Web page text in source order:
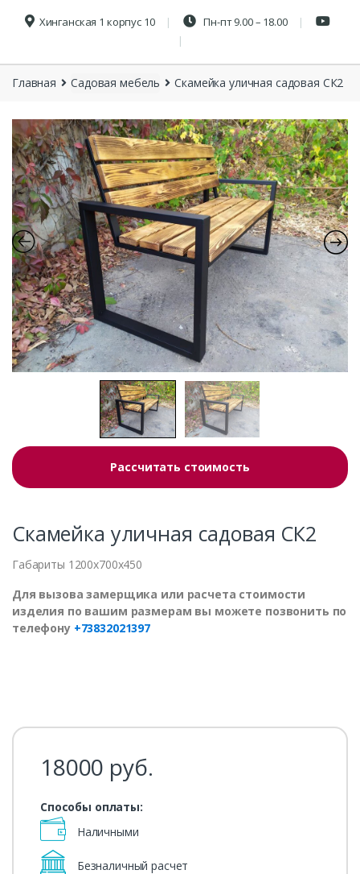
Хинганская 1 корпус 10 Пн-пт 9.00 – 18.00
Главная Садовая мебель Скамейка уличная садовая СК2
Рассчитать стоимость
Скамейка уличная садовая СК2
Габариты 1200x700x450
Для вызова замерщика или расчета стоимости
изделия по вашим размерам вы можете позвонить по
телефону +73832021397
18000 руб.
Способы оплаты:
Наличными
Безналичный расчет